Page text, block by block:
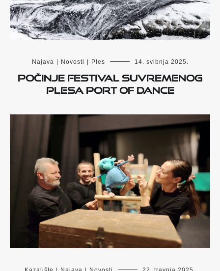
Najava | Novosti | Ples 14. svibnja 2025.
Počinje festival suvremenog
plesa Port of Dance